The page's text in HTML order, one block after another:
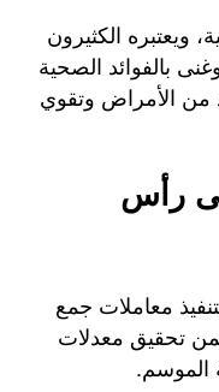
ويعتبره الكثيرون
بالفوائد الصحية
من الأمراض وتقوي
رأس
معاملات جمع
تحقيق معدلات
الموسم.